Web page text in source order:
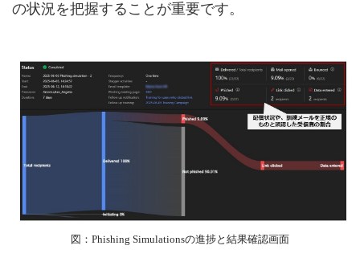
の状況を把握することが重要です。
図：Phishing Simulationsの進捗と結果確認画面